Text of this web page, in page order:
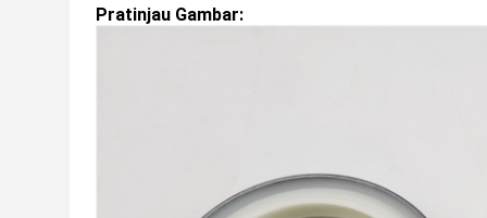
Pratinjau Gambar: